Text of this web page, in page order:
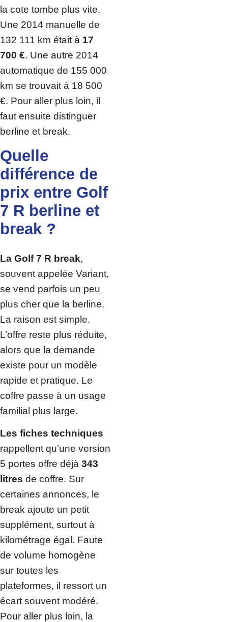
la cote tombe plus vite.
Une 2014 manuelle de
132 111 km était à 17
700 €. Une autre 2014
automatique de 155 000
km se trouvait à 18 500
€. Pour aller plus loin, il
faut ensuite distinguer
berline et break.
Quelle
différence de
prix entre Golf
7 R berline et
break ?
La Golf 7 R break,
souvent appelée Variant,
se vend parfois un peu
plus cher que la berline.
La raison est simple.
L’offre reste plus réduite,
alors que la demande
existe pour un modèle
rapide et pratique. Le
coffre passe à un usage
familial plus large.
Les fiches techniques
rappellent qu’une version
5 portes offre déjà 343
litres de coffre. Sur
certaines annonces, le
break ajoute un petit
supplément, surtout à
kilométrage égal. Faute
de volume homogène
sur toutes les
plateformes, il ressort un
écart souvent modéré.
Pour aller plus loin, la